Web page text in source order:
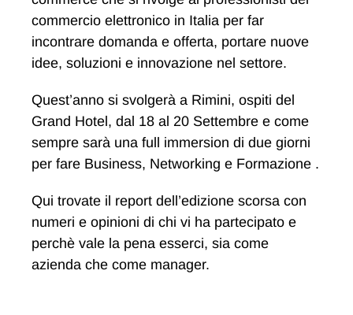
commercio elettronico in Italia per far
incontrare domanda e offerta, portare nuove
idee, soluzioni e innovazione nel settore.
Quest’anno si svolgerà a Rimini, ospiti del
Grand Hotel, dal 18 al 20 Settembre e come
sempre sarà una full immersion di due giorni
per fare Business, Networking e Formazione .
Qui trovate il report dell’edizione scorsa con
numeri e opinioni di chi vi ha partecipato e
perchè vale la pena esserci, sia come
azienda che come manager.